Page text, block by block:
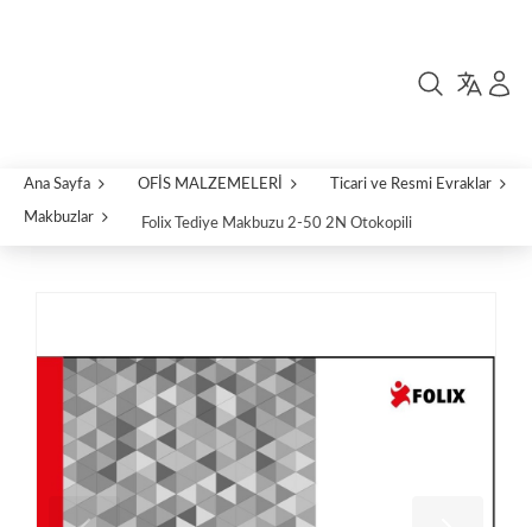
Ana Sayfa OFİS MALZEMELERİ Ticari ve Resmi Evraklar
Makbuzlar Folix Tediye Makbuzu 2-50 2N Otokopili